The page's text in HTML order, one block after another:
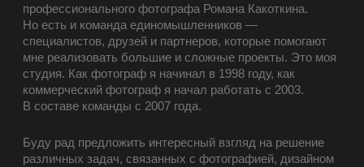
профессионального фотографа Романа Какоткина.
Но есть и команда единомышленников —
специалистов, друзей и партнеров, которые помогают
мне реализовать большие и сложные проекты. Это моя
студия. Как фотограф я начинал в 1998 году, как
коммерческий фотограф я начал работать с 2003.
В составе команды с 2007 года.
Буду рад предложить интересный взгляд на решение
различных задач, связанных с фотографией, дизайном